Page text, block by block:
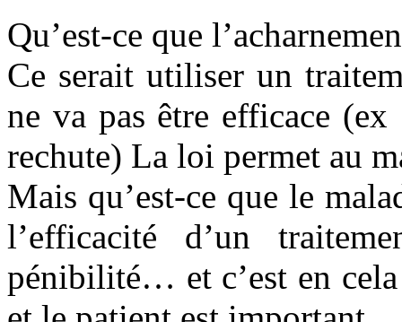
Qu’est-ce que
Ce serait utiliser un
ne va pas être efficace
rechute) La loi permet au
Mais qu’est-ce que le
l’efficacité d’un
pénibilité… et c’est en